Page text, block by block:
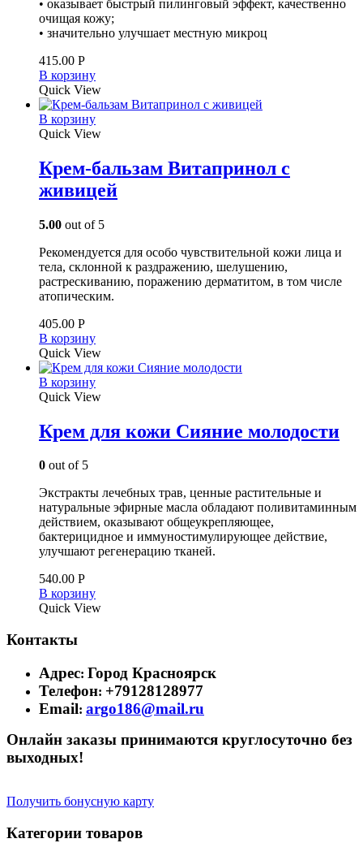
• оказывает быстрый пилинговый эффект, качественно
очищая кожу;
• значительно улучшает местную микроц
415.00 Р
В корзину
Quick View
В корзину
Quick View
Крем-бальзам Витапринол с
живицей
5.00 out of 5
Рекомендуется для особо чувствительной кожи лица и
тела, склонной к раздражению, шелушению,
растрескиванию, поражению дерматитом, в том числе
атопическим.
405.00 Р
В корзину
Quick View
В корзину
Quick View
Крем для кожи Сияние молодости
0 out of 5
Экстракты лечебных трав, ценные растительные и
натуральные эфирные масла обладают поливитаминным
действием, оказывают общеукрепляющее,
бактерицидное и иммуностимулирующее действие,
улучшают регенерацию тканей.
540.00 Р
В корзину
Quick View
Контакты
Адрес: Город Красноярск
Телефон: +79128128977
Email: argo186@mail.ru
Онлайн заказы принимаются круглосуточно без
выходных!
Получить бонусную карту
Категории товаров